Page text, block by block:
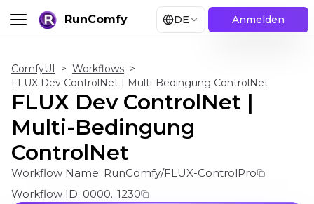
RunComfy DE Anmelden
ComfyUI > Workflows >
FLUX Dev ControlNet | Multi-Bedingung ControlNet
FLUX Dev ControlNet |
Multi-Bedingung
ControlNet
Workflow Name: RunComfy/FLUX-ControlPro
Workflow ID: 0000...1230